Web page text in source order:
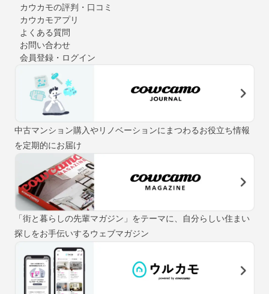
カウカモの評判・口コミ
カウカモアプリ
よくある質問
お問い合わせ
会員登録・ログイン
中古マンション購入やリノベーションにまつわるお役立ち情報
を定期的にお届け
「街と暮らしの先輩マガジン」をテーマに、自分らしい住まい
探しをお手伝いするウェブマガジン